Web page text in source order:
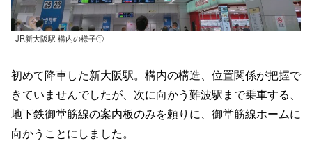
JR新大阪駅 構内の様子①
初めて降車した新大阪駅。構内の構造、位置関係が把握で
きていませんでしたが、次に向かう難波駅まで乗車する、
地下鉄御堂筋線の案内板のみを頼りに、御堂筋線ホームに
向かうことにしました。